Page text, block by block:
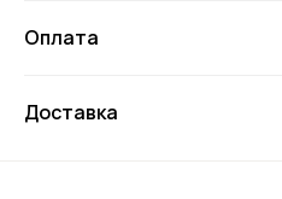
Оплата
Доставка